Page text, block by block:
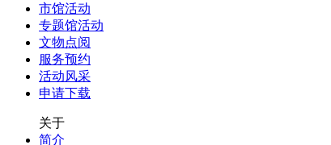
市馆活动
专题馆活动
文物点阅
服务预约
活动风采
申请下载
关于
简介